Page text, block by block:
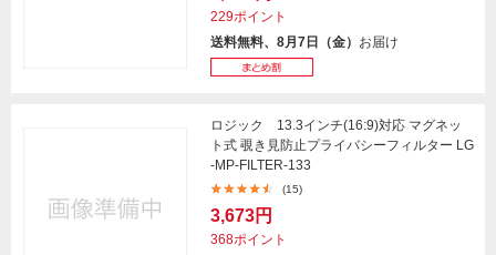
229ポイント
送料無料、8月7日（金） お届け
ロジック 13.3インチ(16:9)対応 マグネッ
ト式 覗き見防止プライバシーフィルター LG
-MP-FILTER-133
(15)
3,673円
368ポイント